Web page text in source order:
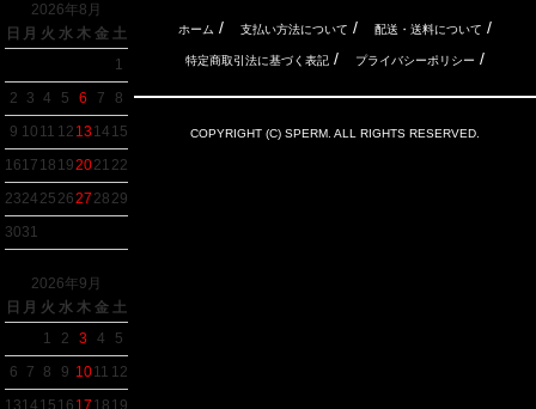
2026年8月
日 月 火 水 木 金 土
1
2
3 4 5 6 7
8
9 10 11 12 1314 15
1617 18 192021 22
2324 25 2627 28 29
3031
2026年9月
日 月 火 水 木 金 土
1
2 3 4
5
6
7 8 9 1011 12
1314 15 16 17 18 19
ホーム / 支払い方法について / 配送・送料について /
特定商取引法に基づく表記 / プライバシーポリシー /
COPYRIGHT (C) SPERM. ALL RIGHTS RESERVED.